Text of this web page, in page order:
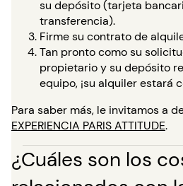
su depósito (tarjeta
transferencia).
Firme su contrato de
Tan pronto como su
propietario y su depósito
equipo, ¡su alquiler estará
Para saber más, le invitamos a
EXPERIENCIA PARIS ATTITUDE.
¿Cuáles son los